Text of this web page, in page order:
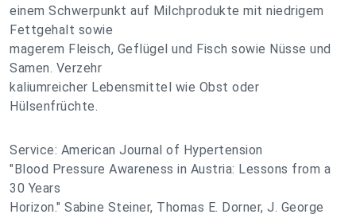
einem Schwerpunkt auf Milchprodukte mit niedrigem
Fettgehalt sowie
magerem Fleisch, Geflügel und Fisch sowie Nüsse und
Samen. Verzehr
kaliumreicher Lebensmittel wie Obst oder
Hülsenfrüchte.
Service: American Journal of Hypertension
"Blood Pressure Awareness in Austria: Lessons from a
30 Years
Horizon." Sabine Steiner, Thomas E. Dorner, J. George